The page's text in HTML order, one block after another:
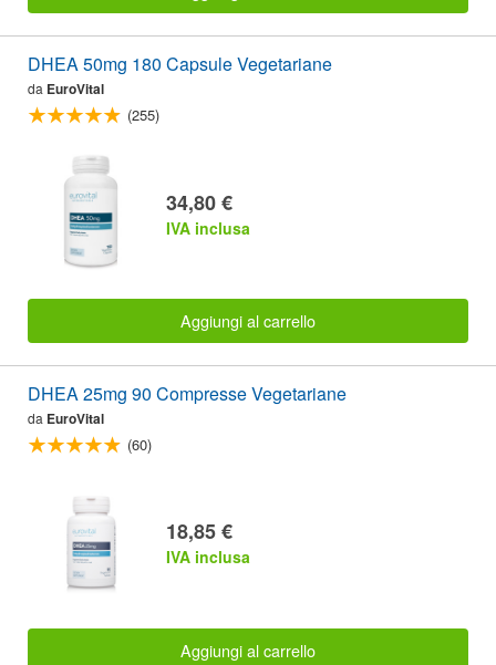
DHEA 50mg 180 Capsule Vegetariane
da EuroVital
(255)
34,80 €
IVA inclusa
Aggiungi al carrello
DHEA 25mg 90 Compresse Vegetariane
da EuroVital
(60)
18,85 €
IVA inclusa
Aggiungi al carrello